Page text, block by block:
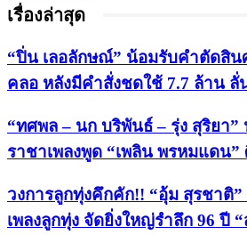
เรื่องล่าสุด
“ปิ่น เลอลักษณ์” น้อมรับคำตัดสิ
คลอ หลังมีคำสั่งชดใช้ 7.7 ล้าน
“ทศพล – นก บริพันธ์ – รุ่ง สุริยา”
ราชาเพลงพูด “เพลิน พรหมแดน
วงการลูกทุ่งคึกคัก!! “อุ้ม สุรชาติ
เพลงลูกทุ่ง จัดยิ่งใหญ่รำลึก 96 ปี